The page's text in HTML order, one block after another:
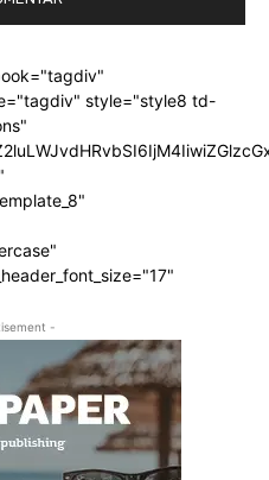
style="style8 td-
-